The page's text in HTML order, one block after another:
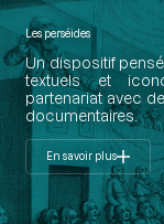
Les perséides
Un dispositif
textuels et
partenariat avec
documentaires.
En savoir plus